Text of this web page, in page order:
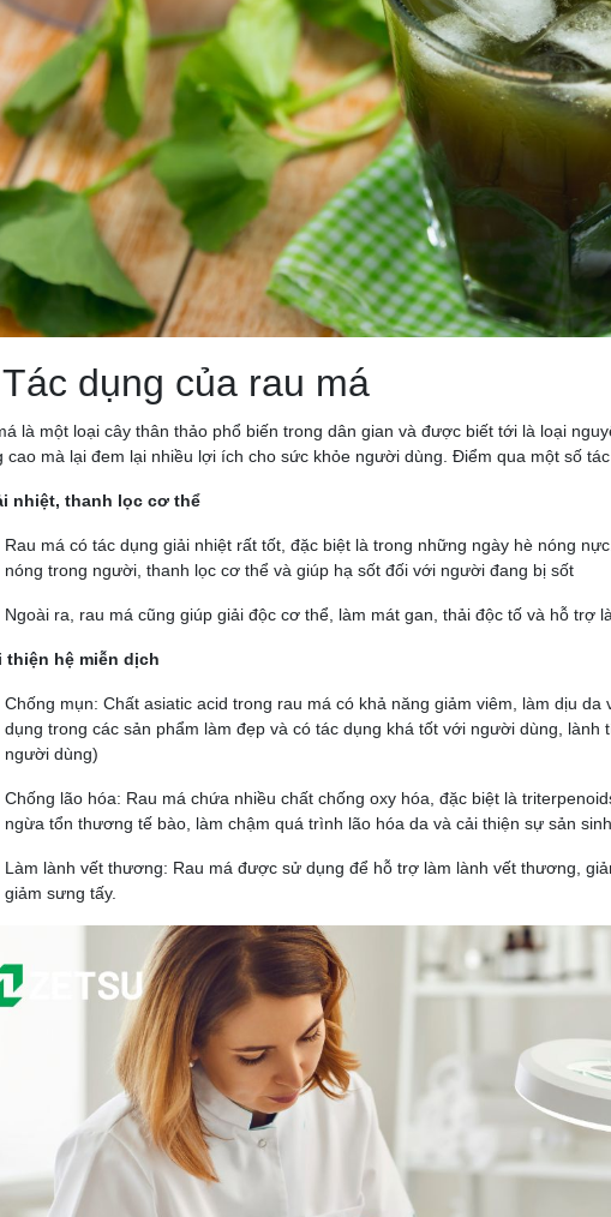
dụng của rau má
là một loại cây thân thảo phổ biến trong dân gian và được biết tới là loại
cao mà lại đem lại nhiều lợi ích cho sức khỏe người dùng. Điểm qua một số
nhiệt, thanh lọc cơ thể
Rau má có tác dụng giải nhiệt rất tốt, đặc biệt là trong những ngày hè nóng
nóng trong người, thanh lọc cơ thể và giúp hạ sốt đối với người đang bị sốt
Ngoài ra, rau má cũng giúp giải độc cơ thể, làm mát gan, thải độc tố và hỗ trợ
thiện hệ miễn dịch
Chống mụn: Chất asiatic acid trong rau má có khả năng giảm viêm, làm dịu
dụng trong các sản phẩm làm đẹp và có tác dụng khá tốt với người dùng,
người dùng)
Chống lão hóa: Rau má chứa nhiều chất chống oxy hóa, đặc biệt là
ngừa tổn thương tế bào, làm chậm quá trình lão hóa da và cải thiện sự sản sinh
Làm lành vết thương: Rau má được sử dụng để hỗ trợ làm lành vết thương,
giảm sưng tấy.